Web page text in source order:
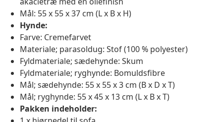
Mål: 55 x 55 x 37 cm (L x B x H)
Hynde:
Farve: Cremefarvet
Materiale; parasoldug: Stof (100 % polyester)
Fyldmateriale; sædehynde: Skum
Fyldmateriale; ryghynde: Bomuldsfibre
Mål; sædehynde: 55 x 55 x 3 cm (B x D x T)
Mål; ryghynde: 55 x 45 x 13 cm (L x B x T)
Pakken indeholder: